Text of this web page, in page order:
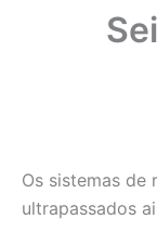
Os sistemas de
ultrapassados